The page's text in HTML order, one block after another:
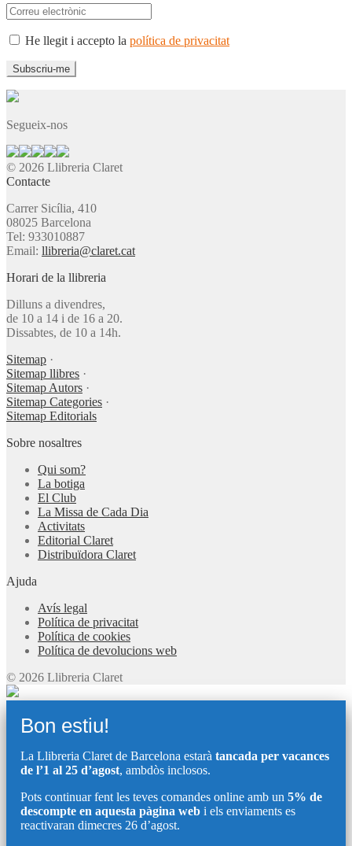
He llegit i accepto la política de privacitat
Segueix-nos
© 2026 Llibreria Claret
Contacte
Carrer Sicília, 410
08025 Barcelona
Tel: 933010887
Email: llibreria@claret.cat
Horari de la llibreria
Dilluns a divendres,
de 10 a 14 i de 16 a 20.
Dissabtes, de 10 a 14h.
Sitemap ·
Sitemap llibres ·
Sitemap Autors ·
Sitemap Categories ·
Sitemap Editorials
Sobre nosaltres
Qui som?
La botiga
El Club
La Missa de Cada Dia
Activitats
Editorial Claret
Distribuïdora Claret
Ajuda
Avís legal
Política de privacitat
Política de cookies
Política de devolucions web
© 2026 Llibreria Claret
Bon estiu!
La Llibreria Claret de Barcelona estarà tancada per vacances
de l’1 al 25 d’agost, ambdòs inclosos.
Pots continuar fent les teves comandes online amb un 5% de
descompte en aquesta pàgina web i els enviaments es
reactivaran dimecres 26 d’agost.